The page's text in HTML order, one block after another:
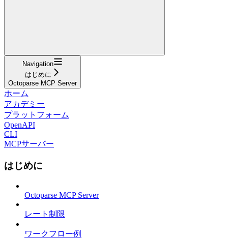
Navigation
はじめに
Octoparse MCP Server
ホーム
アカデミー
プラットフォーム
OpenAPI
CLI
MCPサーバー
はじめに
Octoparse MCP Server
レート制限
ワークフロー例